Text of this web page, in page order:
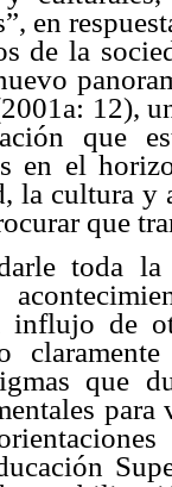
en
de la
12),
que
en el
la cultura y
que
toda
de
que